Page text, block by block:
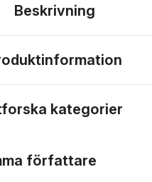
Beskrivning
kategorier
författare